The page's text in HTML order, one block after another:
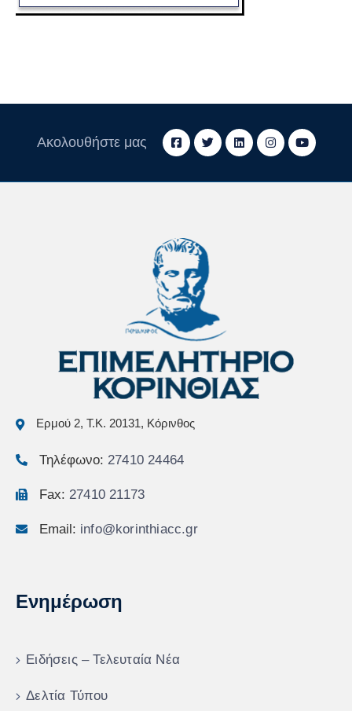
Ακολουθήστε μας
Ερμού 2, Τ.Κ. 20131, Κόρινθος
Τηλέφωνο: 27410 24464
Fax: 27410 21173
Email: info@korinthiacc.gr
Ενημέρωση
Ειδήσεις – Τελευταία Νέα
Δελτία Τύπου